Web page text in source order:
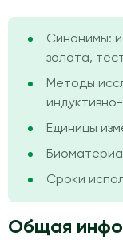
Синонимы:
золота,
Методы
Единицы
Сроки
Общая